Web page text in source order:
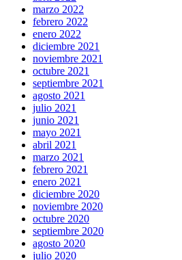
marzo 2022
febrero 2022
enero 2022
diciembre 2021
noviembre 2021
octubre 2021
septiembre 2021
agosto 2021
julio 2021
junio 2021
mayo 2021
abril 2021
marzo 2021
febrero 2021
enero 2021
diciembre 2020
noviembre 2020
octubre 2020
septiembre 2020
agosto 2020
julio 2020